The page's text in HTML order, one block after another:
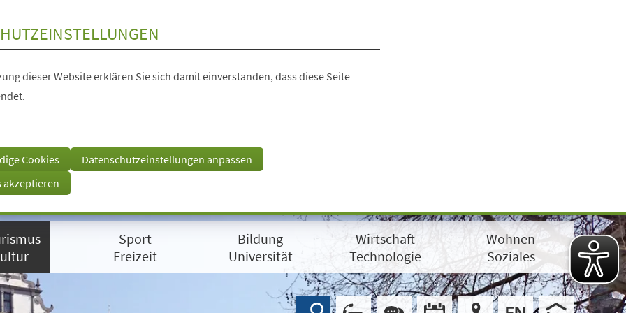
dieser Website erklären Sie sich damit einverstanden, dass diese Seite
Cookies
Datenschutzeinstellungen anpassen
akzeptieren
Sport
Freizeit
Bildung
Universität
Wirtschaft
Technologie
Wohnen
Soziales